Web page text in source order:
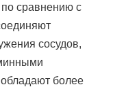
сравнению с
сосудов,
более